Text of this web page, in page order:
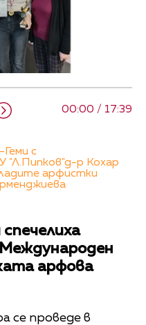
00:00 / 17:39
с
р Кохар
арфистки
арфова
се проведе в